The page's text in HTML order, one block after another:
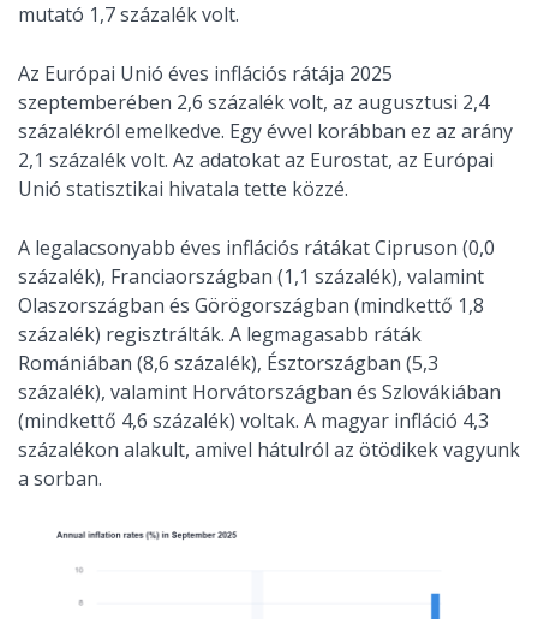
mutató 1,7 százalék volt.
Az Európai Unió éves inflációs rátája 2025
szeptemberében 2,6 százalék volt, az augusztusi 2,4
százalékról emelkedve. Egy évvel korábban ez az arány
2,1 százalék volt. Az adatokat az Eurostat, az Európai
Unió statisztikai hivatala tette közzé.
A legalacsonyabb éves inflációs rátákat Cipruson (0,0
százalék), Franciaországban (1,1 százalék), valamint
Olaszországban és Görögországban (mindkettő 1,8
százalék) regisztrálták. A legmagasabb ráták
Romániában (8,6 százalék), Észtországban (5,3
százalék), valamint Horvátországban és Szlovákiában
(mindkettő 4,6 százalék) voltak. A magyar infláció 4,3
százalékon alakult, amivel hátulról az ötödikek vagyunk
a sorban.